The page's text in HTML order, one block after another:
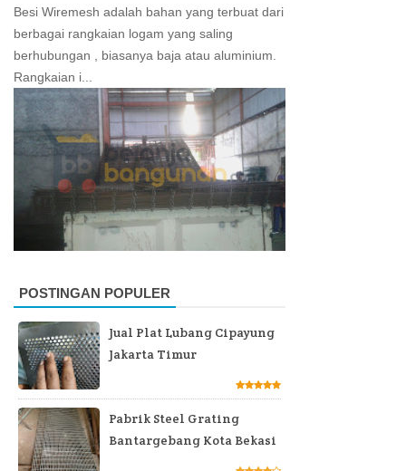
Besi Wiremesh adalah bahan yang terbuat dari
berbagai rangkaian logam yang saling
berhubungan , biasanya baja atau aluminium.
Rangkaian i...
POSTINGAN POPULER
Jual Plat Lubang Cipayung
Jakarta Timur
Pabrik Steel Grating
Bantargebang Kota Bekasi